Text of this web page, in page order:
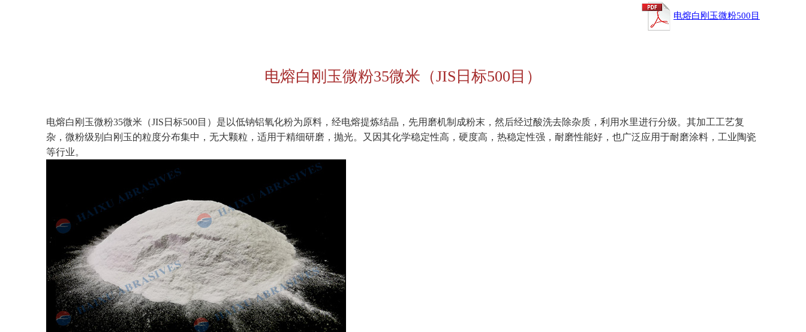
电熔白刚玉微粉500目
电熔白刚玉微粉35微米（JIS日标500目）
电熔白刚玉微粉35微米（JIS日标500目） 是以低钠铝氧化粉为原料，经电熔提炼结晶，先用磨机制成粉末，然后经过酸洗去除杂质，利用水里进行分级。其加工工艺复
杂，微粉级别白刚玉的粒度分布集中，无大颗粒，适用于精细研磨，抛光。又因其化学稳定性高，硬度高，热稳定性强，耐磨性能好，也广泛应用于耐磨涂料，工业陶瓷
等行业。